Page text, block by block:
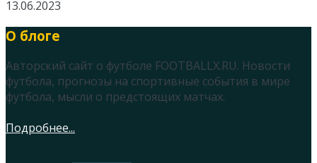
13.06.2023
О блоге
Авторский сайт о футболе FOOTBALLX.RU. Новости
футбола, прогнозы на спортивные события в мире
футбола, мысли о предстоящих матчах.
Подробнее...